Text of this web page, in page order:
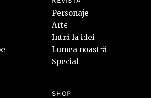
Personaje
Arte
Intră la idei
Lumea noastră
Special
SHOP